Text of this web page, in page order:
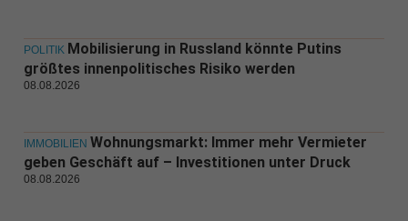
POLITIK Mobilisierung in Russland könnte Putins
größtes innenpolitisches Risiko werden
08.08.2026
IMMOBILIEN Wohnungsmarkt: Immer mehr Vermieter
geben Geschäft auf – Investitionen unter Druck
08.08.2026